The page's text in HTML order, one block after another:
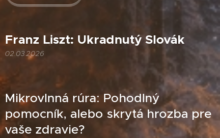
Franz Liszt: Ukradnutý Slovák
02.03.2026
Mikrovlnná rúra: Pohodlný
pomocník, alebo skrytá hrozba pre
vaše zdravie?